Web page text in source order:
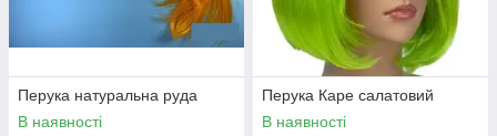
Перука натуральна руда
В наявності
Перука Каре салатовий
В наявності